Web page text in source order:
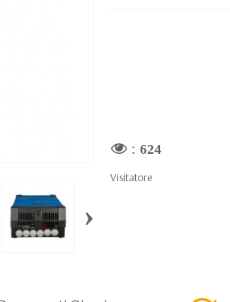
›
:624
Visitatore